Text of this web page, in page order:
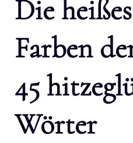
Die
Farben
45
Wörter